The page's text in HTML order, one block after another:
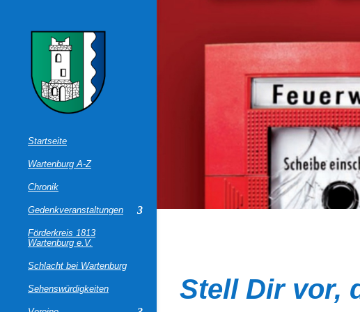
Startseite
Wartenburg A-Z
Chronik
Gedenkveranstaltungen
Förderkreis 1813
Wartenburg e.V.
Schlacht bei Wartenburg
Sehenswürdigkeiten Stell Dir vor,